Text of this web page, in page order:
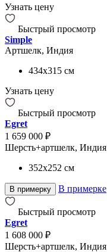
Узнать цену
Быстрый просмотр
Simple
Артшелк, Индия
434x315 см
Узнать цену
Быстрый просмотр
Egret
1 659 000 ₽
Шерсть+артшелк, Индия
352x252 см
В примерку В примерке
Быстрый просмотр
Egret
1 608 000 ₽
Шерсть+артшелк, Индия